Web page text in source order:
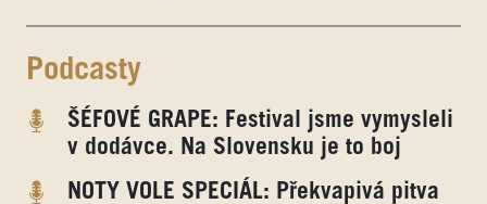
Podcasty
ŠÉFOVÉ GRAPE: Festival jsme vymysleli
v dodávce. Na Slovensku je to boj
NOTY VOLE SPECIÁL: Překvapivá pitva